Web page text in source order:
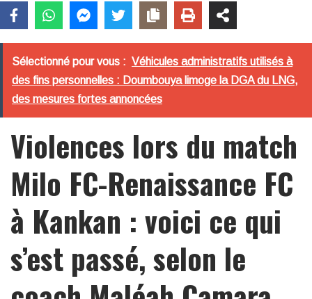
Sélectionné pour vous : Véhicules administratifs utilisés à
des fins personnelles : Doumbouya limoge la DGA du LNG,
des mesures fortes annoncées
Violences lors du match
Milo FC-Renaissance FC
à Kankan : voici ce qui
s’est passé, selon le